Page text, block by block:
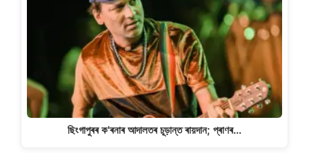
ছিংগাপুৰৰ ক'ৰনাৰ আদালতৰ চূড়ান্ত ৰায়দান; প্ৰাণৰ…